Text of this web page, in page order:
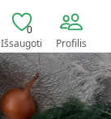
0
Išsaugoti Profilis